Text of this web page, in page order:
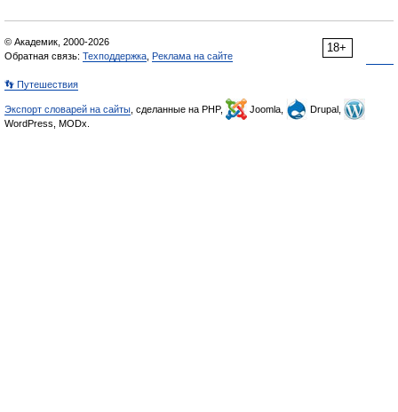
18+
© Академик, 2000-2026
Обратная связь: Техподдержка Реклама на сайте
👣 Путешествия
Экспорт словарей на сайты , сделанные на PHP, Joomla,
Drupal,
WordPress, MODx.